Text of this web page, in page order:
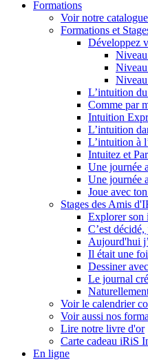
Formations
Voir notre
Formations et
Développez
Niveau
L’intuition
Comme par
Intuition
L’intuition
L’intuition à
Intuitez et
Une journée
Une journée
Joue avec
Stages des Amis
Explorer son
C’est décidé,
Aujourd'hui
Il était une
Dessiner
Le journal
Voir le calendrier
Voir aussi nos
Lire notre livre d'or
Carte cadeau iRiS
En ligne